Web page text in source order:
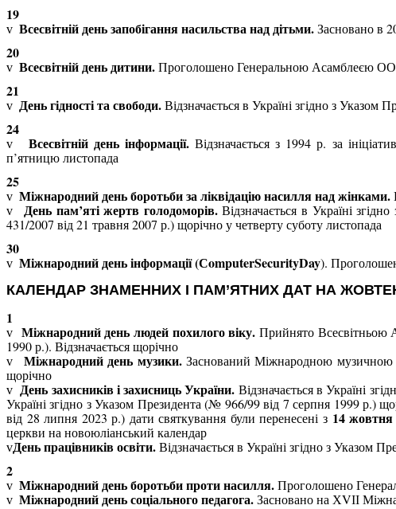
19
v Всесвітній день запобігання насильства над дітьми.Засновано в
20
v Всесвітній день дитини.Проголошено Генеральною Асамблеєю
21
v День гідності та свободи.Відзначається в Україні згідно з
24
v Всесвітній день інформації.Відзначається з 1994 р. за
п’ятницю листопада
25
v Міжнародний день боротьби за ліквідацію насилля над жінками.
v День пам’яті жертв голодоморів.Відзначається в Україні
431/2007 від 21 травня 2007 р.) щорічно у четверту суботу листопада
30
v Міжнародний день інформації (СomputerSecurityDay).
КАЛЕНДАР ЗНАМЕННИХ І ПАМ’ЯТНИХ ДАТ НА
1
v Міжнародний день людей похилого віку. Прийнято Всесвітньою
1990 р.). Відзначається щорічно
v Міжнародний день музики.Заснований Міжнародною
щорічно
v День захисників і захисниць України. Відзначається в Україні
Україні згідно з Указом Президента (№ 966/99 від 7 серпня 1999 р.)
від 28 липня 2023 р.) дати святкування були перенесені з 14
церкви на новоюліанський календар
vДень працівників освіти.Відзначається в Україні згідно з Указом
2
v Міжнародний день боротьби проти насилля.Проголошено
v Міжнародний день соціального педагога.Засновано на ХVІІ